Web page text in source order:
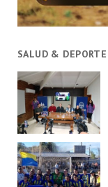
SALUD & DEPORTE